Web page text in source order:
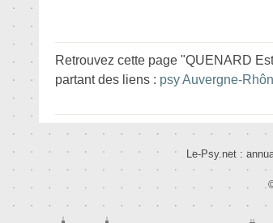
Retrouvez cette page "QUENARD
partant des liens : psy Auvergne-
Le-Psy.net :